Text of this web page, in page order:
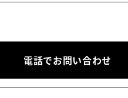
電話でお問い合わせ